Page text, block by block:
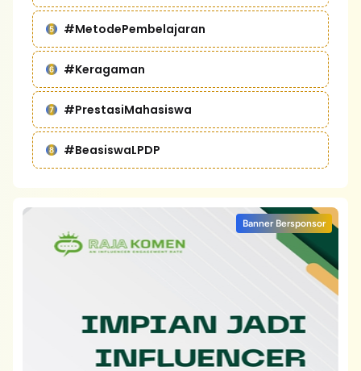
#MetodePembelajaran
#Keragaman
#PrestasiMahasiswa
#BeasiswaLPDP
Banner Bersponsor